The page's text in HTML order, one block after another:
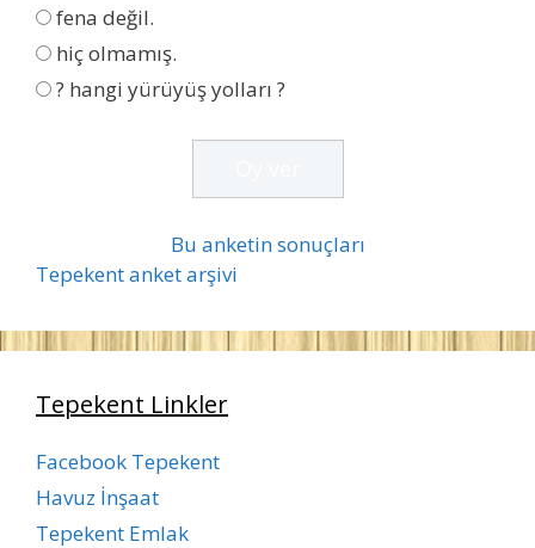
fena değil.
hiç olmamış.
? hangi yürüyüş yolları ?
Bu anketin sonuçları
Tepekent anket arşivi
Tepekent Linkler
Facebook Tepekent
Havuz İnşaat
Tepekent Emlak